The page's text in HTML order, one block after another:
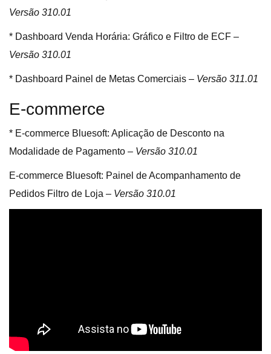
Versão 310.01
* Dashboard Venda Horária: Gráfico e Filtro de ECF –
Versão 310.01
* Dashboard Painel de Metas Comerciais – Versão 311.01
E-commerce
* E-commerce Bluesoft: Aplicação de Desconto na
Modalidade de Pagamento – Versão 310.01
E-commerce Bluesoft: Painel de Acompanhamento de
Pedidos Filtro de Loja – Versão 310.01